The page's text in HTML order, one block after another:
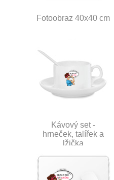
Fotoobraz 40x40 cm
Kávový set -
hrneček, talířek a
lžička